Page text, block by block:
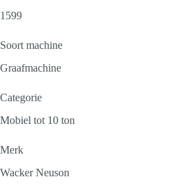
1599
Soort machine
Graafmachine
Categorie
Mobiel tot 10 ton
Merk
Wacker Neuson